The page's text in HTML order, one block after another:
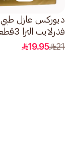
ديوركس عازل طبي
فذرلايت الترا 3قطعة
21
19.95